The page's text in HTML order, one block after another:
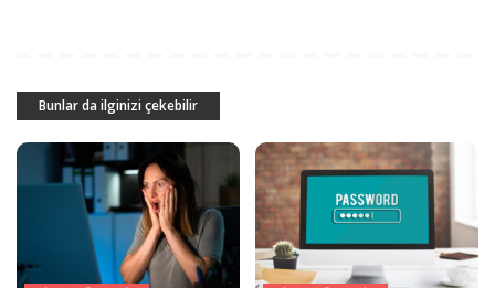
Bunlar da ilginizi çekebilir